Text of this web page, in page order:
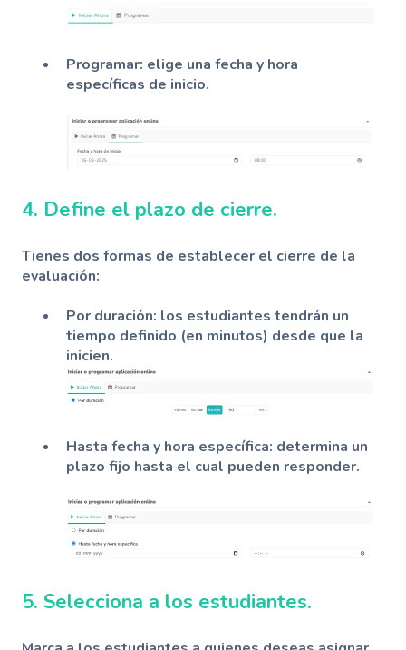
Programar: elige una fecha y hora
específicas de inicio.
4. Define el plazo de cierre.
Tienes dos formas de establecer el cierre de la
evaluación:
Por duración: los estudiantes tendrán un
tiempo definido (en minutos) desde que la
inicien.
Hasta fecha y hora específica: determina un
plazo fijo hasta el cual pueden responder.
5. Selecciona a los estudiantes.